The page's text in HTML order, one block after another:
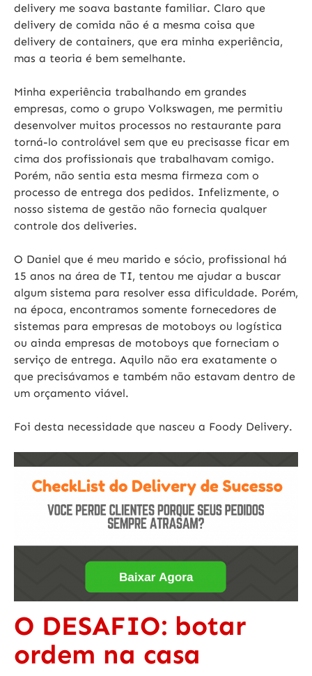
delivery me soava bastante familiar. Claro que
delivery de comida não é a mesma coisa que
delivery de containers, que era minha experiência,
mas a teoria é bem semelhante.
Minha experiência trabalhando em grandes
empresas, como o grupo Volkswagen, me permitiu
desenvolver muitos processos no restaurante para
torná-lo controlável sem que eu precisasse ficar em
cima dos profissionais que trabalhavam comigo.
Porém, não sentia esta mesma firmeza com o
processo de entrega dos pedidos. Infelizmente, o
nosso sistema de gestão não fornecia qualquer
controle dos deliveries.
O Daniel que é meu marido e sócio, profissional há
15 anos na área de TI, tentou me ajudar a buscar
algum sistema para resolver essa dificuldade. Porém,
na época, encontramos somente fornecedores de
sistemas para empresas de motoboys ou logística
ou ainda empresas de motoboys que forneciam o
serviço de entrega. Aquilo não era exatamente o
que precisávamos e também não estavam dentro de
um orçamento viável.
Foi desta necessidade que nasceu a Foody Delivery.
O DESAFIO: botar
ordem na casa